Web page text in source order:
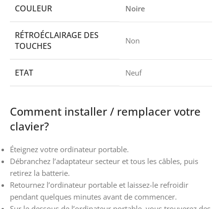
COULEUR Noire
RÉTROÉCLAIRAGE DES
TOUCHES
Non
ETAT Neuf
Comment installer / remplacer votre
clavier?
Éteignez votre ordinateur portable.
Débranchez l’adaptateur secteur et tous les câbles, puis
retirez la batterie.
Retournez l’ordinateur portable et laissez-le refroidir
pendant quelques minutes avant de commencer.